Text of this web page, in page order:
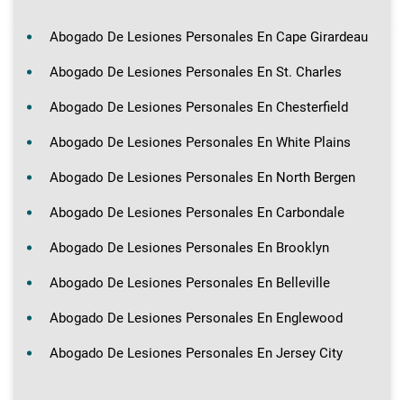
Abogado De Lesiones Personales En Cape Girardeau
Abogado De Lesiones Personales En St. Charles
Abogado De Lesiones Personales En Chesterfield
Abogado De Lesiones Personales En White Plains
Abogado De Lesiones Personales En North Bergen
Abogado De Lesiones Personales En Carbondale
Abogado De Lesiones Personales En Brooklyn
Abogado De Lesiones Personales En Belleville
Abogado De Lesiones Personales En Englewood
Abogado De Lesiones Personales En Jersey City